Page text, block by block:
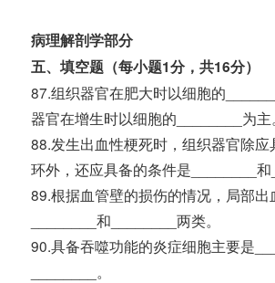
病理解剖学部分
五、填空题（每小题1分，共16分）
87.组织器官在肥大时以细胞的
器官在增生时以细胞的________为主
88.发生出血性梗死时，组织器官除
环外，还应具备的条件是________和
89.根据血管壁的损伤的情况，局部出
________和________两类。
90.具备吞噬功能的炎症细胞主要是
________。